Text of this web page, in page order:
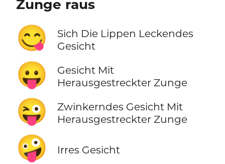
Zunge raus
😋
Sich Die Lippen Leckendes
Gesicht
😛
Gesicht Mit
Herausgestreckter Zunge
😜
Zwinkerndes Gesicht Mit
Herausgestreckter Zunge
🤪 Irres Gesicht